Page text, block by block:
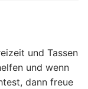
und Tassen
und wenn
dann freue